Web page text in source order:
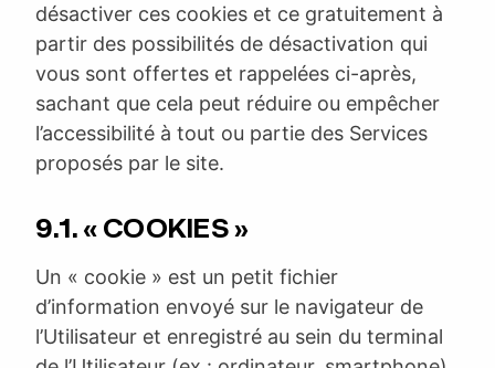
désactiver ces cookies et ce gratuitement à
partir des possibilités de désactivation qui
vous sont offertes et rappelées ci-après,
sachant que cela peut réduire ou empêcher
l’accessibilité à tout ou partie des Services
proposés par le site.
9.1. « COOKIES »
Un « cookie » est un petit fichier
d’information envoyé sur le navigateur de
l’Utilisateur et enregistré au sein du terminal